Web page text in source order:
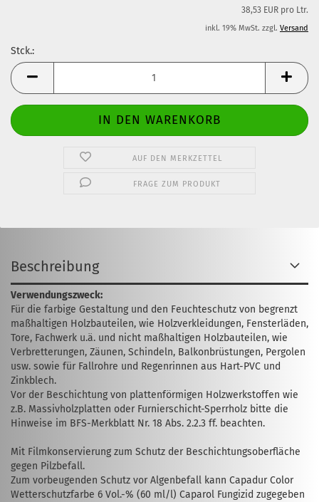
38,53 EUR pro Ltr.
inkl. 19% MwSt. zzgl. Versand
Stck.:
Stck.
AUF DEN MERKZETTEL
FRAGE ZUM PRODUKT
Beschreibung
Verwendungszweck:
Für die farbige Gestaltung und den Feuchteschutz von begrenzt
maßhaltigen Holzbauteilen, wie Holzverkleidungen, Fensterläden,
Tore, Fach­werk u.ä. und nicht maßhaltigen Holz­bauteilen, wie
Verbretterungen, Zäunen, Schindeln, Balkonbrüstungen, Pergolen
usw. sowie für Fallrohre und Regenrinnen aus Hart-PVC und
Zinkblech.
Vor der Beschichtung von plattenförmigen Holzwerkstoffen wie
z.B. Massivholzplatten oder Furnierschicht-Sperrholz bitte die
Hinweise im BFS-Merkblatt Nr. 18 Abs. 2.2.3 ff. beachten.
Mit Filmkonservierung zum Schutz der Beschich­tungsoberfläche
gegen Pilzbefall.
Zum vorbeugenden Schutz vor Algenbefall kann Capadur Color
Wetterschutzfarbe 6 Vol.-% (60 ml/l) Caparol Fungizid zuge­geben